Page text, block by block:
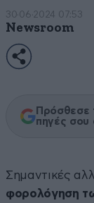
30·06·2024 07:53
Newsroom
Πρόσθεσε
πηγές σου
Σημαντικές
φορολόγηση